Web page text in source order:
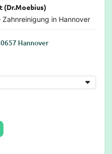
(Dr.Moebius)
in Hannover
Hannover